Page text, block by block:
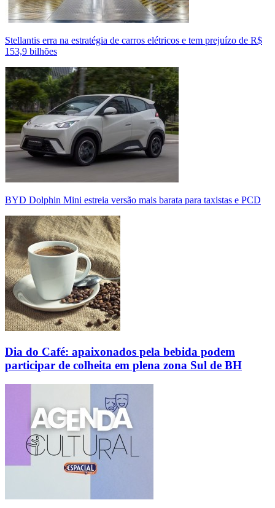
Stellantis erra na estratégia de carros elétricos e tem prejuízo de R$
153,9 bilhões
BYD Dolphin Mini estreia versão mais barata para taxistas e PCD
Dia do Café: apaixonados pela bebida podem
participar de colheita em plena zona Sul de BH